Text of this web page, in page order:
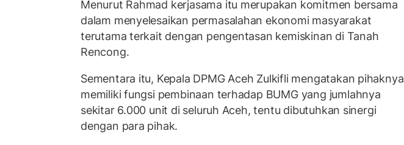
Menurut Rahmad kerjasama itu merupakan komitmen bersama
dalam menyelesaikan permasalahan ekonomi masyarakat
terutama terkait dengan pengentasan kemiskinan di Tanah
Rencong.
Sementara itu, Kepala DPMG Aceh Zulkifli mengatakan pihaknya
memiliki fungsi pembinaan terhadap BUMG yang jumlahnya
sekitar 6.000 unit di seluruh Aceh, tentu dibutuhkan sinergi
dengan para pihak.